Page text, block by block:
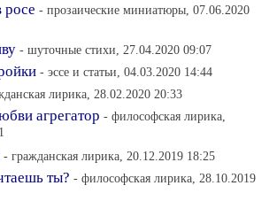
росе - прозаические миниатюры, 07.06.2020
- шуточные стихи, 27.04.2020 09:07
- эссе и статьи, 04.03.2020 14:44
лирика, 28.02.2020 20:33
агрегатор - философская лирика,
- гражданская лирика, 20.12.2019 18:25
ты? - философская лирика, 28.10.2019